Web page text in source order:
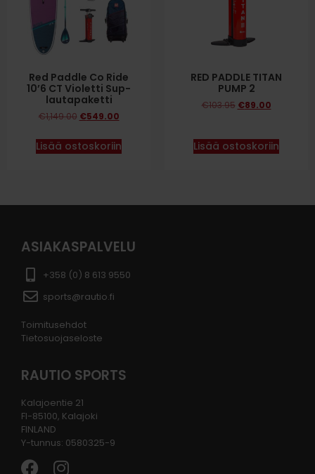
Red Paddle Co Ride
10’6 CT Violetti Sup-
lautapaketti
€1,149.00 €549.00
Lisää ostoskoriin
RED PADDLE TITAN
PUMP 2
€103.95 €89.00
Lisää ostoskoriin
ASIAKASPALVELU
+358 (0) 8 613 9550
sports@rautio.fi
Toimitusehdot
Tietosuojaseloste
RAUTIO SPORTS
Kalajoentie 21
FI-85100, Kalajoki
FINLAND
Y-tunnus: 0580325-9